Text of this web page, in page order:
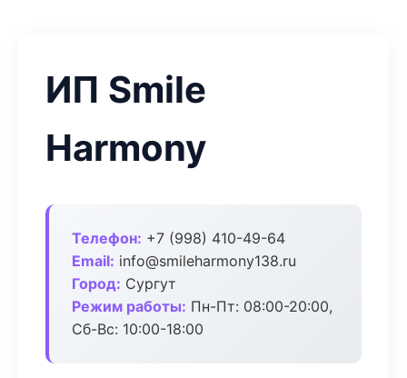
ИП Smile
Harmony
Телефон: +7 (998) 410-49-64
Email: info@smileharmony138.ru
Город: Сургут
Режим работы: Пн-Пт: 08:00-20:00,
Сб-Вс: 10:00-18:00